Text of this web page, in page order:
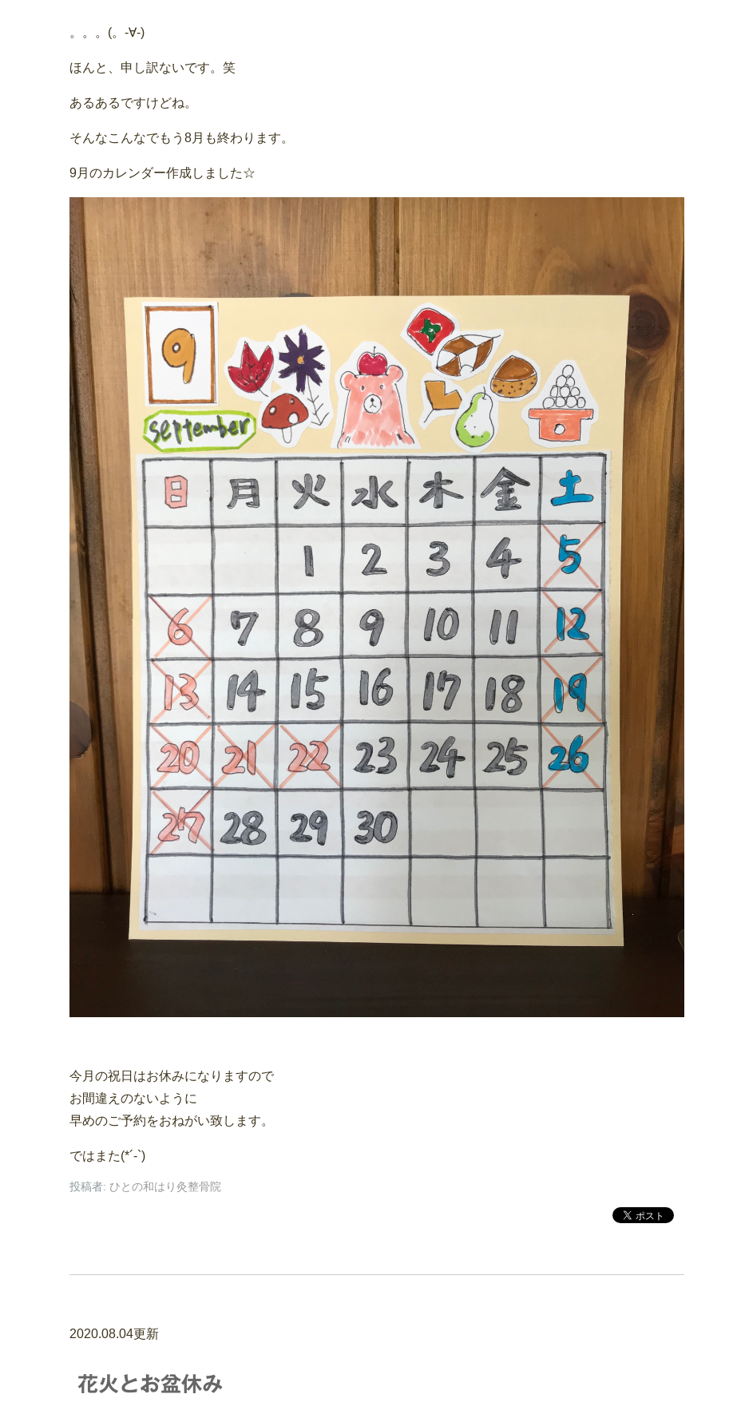
。。。(。-∀-)
ほんと、申し訳ないです。笑
あるあるですけどね。
そんなこんなでもう8月も終わります。
9月のカレンダー作成しました☆
今月の祝日はお休みになりますので
お間違えのないように
早めのご予約をおねがい致します。
ではまた(*´-`)
投稿者: ひとの和はり灸整骨院
2020.08.04更新
花火とお盆休み